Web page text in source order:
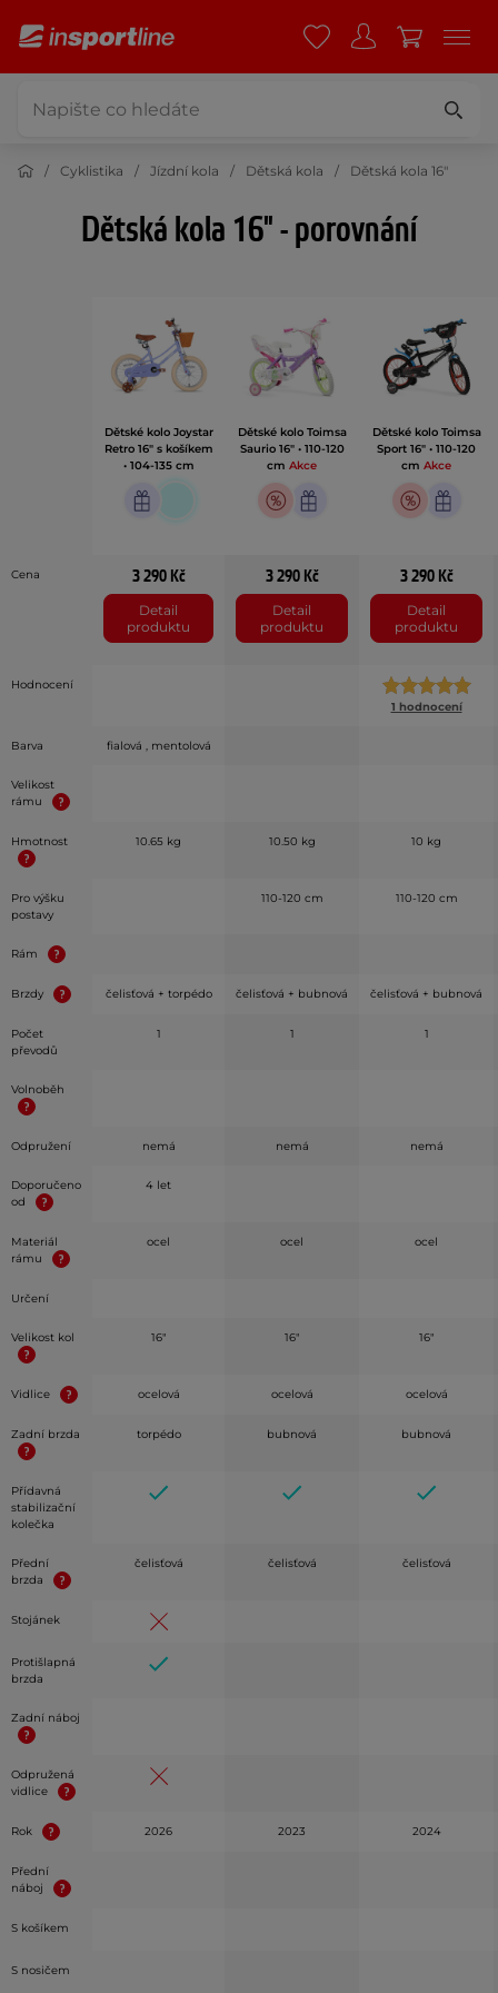
Cyklistika Jízdní kola Dětská kola Dětská kola 16"
Dětská kola 16" - porovnání
Dětské kolo Joystar
Retro 16" s košíkem
• 104-135 cm
Dětské kolo Toimsa
Saurio 16" • 110-120
cm Akce
Dětské kolo Toimsa
Sport 16" • 110-120
cm Akce
Cena 3 290 Kč
Detail
produktu
3 290 Kč
Detail
produktu
3 290 Kč
Detail
produktu
Hodnocení
1 hodnocení
Barva fialová , mentolová
Velikost
rámu
Hmotnost 10.65 kg 10.50 kg 10 kg
Pro výšku
postavy
110-120 cm 110-120 cm
Rám
Brzdy čelisťová + torpédo čelisťová + bubnová čelisťová + bubnová
Počet
převodů
1 1 1
Volnoběh
Odpružení nemá nemá nemá
Doporučeno
od
4 let
Materiál
rámu
ocel ocel ocel
Určení
Velikost kol 16" 16" 16"
Vidlice ocelová ocelová ocelová
Zadní brzda torpédo bubnová bubnová
Přídavná
stabilizační
kolečka
Přední
brzda
čelisťová čelisťová čelisťová
Stojánek
Protišlapná
brzda
Zadní náboj
Odpružená
vidlice
Rok 2026 2023 2024
Přední
náboj
S košíkem
S nosičem